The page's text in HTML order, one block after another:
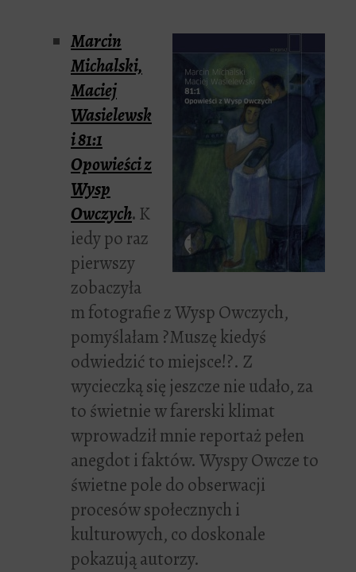
Marcin
Michalski,
Maciej
Wasielewsk
i81:1
Opowieści z
Wysp
Owczych.K
iedy po raz
pierwszy
zobaczyła
m fotografie z Wysp Owczych,
pomyślałam ?Muszę kiedyś
odwiedzić to miejsce!?. Z
wycieczką się jeszcze nie udało, za
to świetnie w farerski klimat
wprowadził mnie reportaż pełen
anegdot i faktów. Wyspy Owcze to
świetne pole do obserwacji
procesów społecznych i
kulturowych, co doskonale
pokazują autorzy.